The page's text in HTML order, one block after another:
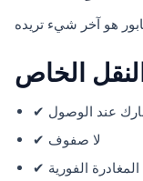
عند الوصول
✔ لا صفوف
✔ المغادرة الفورية